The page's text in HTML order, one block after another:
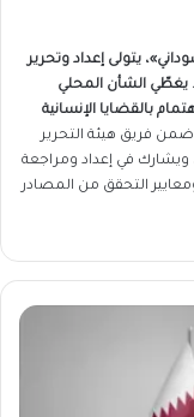
يتولى إعداد وتحرير
يغطّي الشأن المحلي
بالقضايا الإنسانية
فريق هيئة التحرير
ويشارك في إعداد ومراجعة
التحقق من المصادر